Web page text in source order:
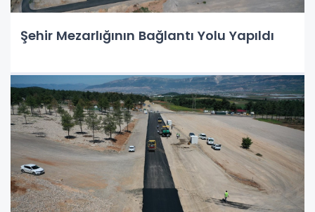
Şehir Mezarlığının Bağlantı Yolu Yapıldı